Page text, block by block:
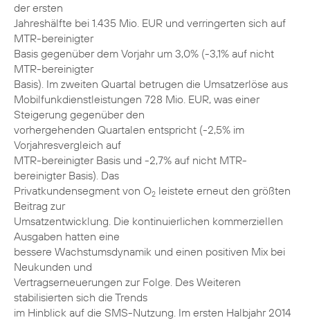
der ersten
Jahreshälfte bei 1.435 Mio. EUR und verringerten sich auf
MTR-bereinigter
Basis gegenüber dem Vorjahr um 3,0% (-3,1% auf nicht
MTR-bereinigter
Basis). Im zweiten Quartal betrugen die Umsatzerlöse aus
Mobilfunkdienstleistungen 728 Mio. EUR, was einer
Steigerung gegenüber den
vorhergehenden Quartalen entspricht (-2,5% im
Vorjahresvergleich auf
MTR-bereinigter Basis und -2,7% auf nicht MTR-
bereinigter Basis). Das
Privatkundensegment von O2 leistete erneut den größten
Beitrag zur
Umsatzentwicklung. Die kontinuierlichen kommerziellen
Ausgaben hatten eine
bessere Wachstumsdynamik und einen positiven Mix bei
Neukunden und
Vertragserneuerungen zur Folge. Des Weiteren
stabilisierten sich die Trends
im Hinblick auf die SMS-Nutzung. Im ersten Halbjahr 2014